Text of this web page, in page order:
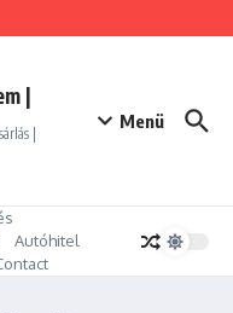
Active
|
|
Menü
Autóhitel